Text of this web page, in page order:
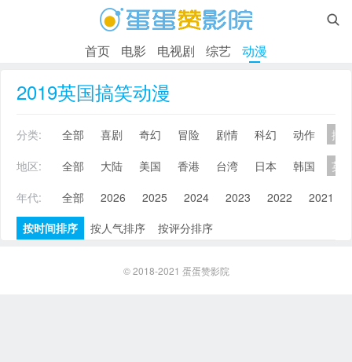

首页 电影 电视剧 综艺 动漫
2019英国搞笑动漫
分类: 全部 喜剧 奇幻 冒险 剧情 科幻 动作
搞
地区:
全部 大陆 美国 香港 台湾 日本 韩国
英
年代:
全部 2026 2025 2024 2023 2022 2021
按时间排序
按人气排序 按评分排序
© 2018-2021 蛋蛋赞影院